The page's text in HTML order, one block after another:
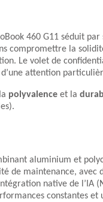
460 G11 séduit
compromettre la
Le volet de
attention
polyvalence et la
aluminium et
de maintenance, avec
native de l’IA
constantes